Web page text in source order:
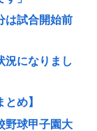
は試合開始前
況になりまし
め】
野球甲子園大